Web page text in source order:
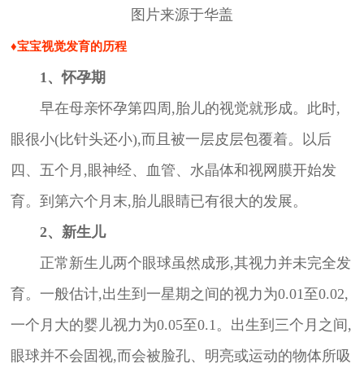
图片来源于华盖
♦宝宝视觉发育的历程
1、怀孕期
早在母亲怀孕第四周,胎儿的视觉就形成。此时,
眼很小(比针头还小),而且被一层皮层包覆着。以后
四、五个月,眼神经、血管、水晶体和视网膜开始发
育。到第六个月末,胎儿眼睛已有很大的发展。
2、新生儿
正常新生儿两个眼球虽然成形,其视力并未完全发
育。一般估计,出生到一星期之间的视力为0.01至0.02,
一个月大的婴儿视力为0.05至0.1。出生到三个月之间,
眼球并不会固视,而会被脸孔、明亮或运动的物体所吸